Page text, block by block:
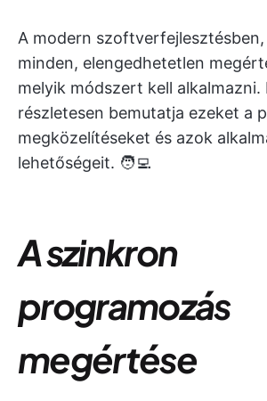
A modern
minden, elengedhetetlen
melyik módszert kell alkalmazni.
részletesen bemutatja ezeket a
megközelítéseket és azok
lehetőségeit. 🧑‍💻
A szinkron
programozás
megértése